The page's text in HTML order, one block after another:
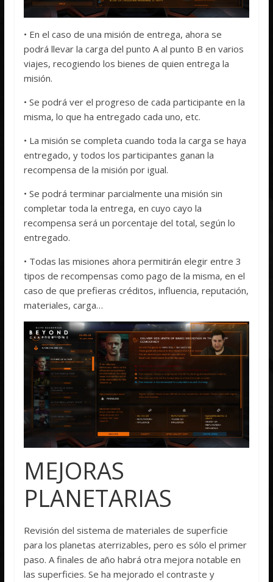
• En el caso de una misión de entrega, ahora se
podrá llevar la carga del punto A al punto B en varios
viajes, recogiendo los bienes de quien entrega la
misión.
• Se podrá ver el progreso de cada participante en la
misma, lo que ha entregado cada uno, etc.
• La misión se completa cuando toda la carga se haya
entregado, y todos los participantes ganan la
recompensa de la misión por igual.
• Se podrá terminar parcialmente una misión sin
completar toda la entrega, en cuyo cayo la
recompensa será un porcentaje del total, según lo
entregado.
• Todas las misiones ahora permitirán elegir entre 3
tipos de recompensas como pago de la misma, en el
caso de que prefieras créditos, influencia, reputación,
materiales, carga…
MEJORAS
PLANETARIAS
Revisión del sistema de materiales de superficie
para los planetas aterrizables, pero es sólo el primer
paso. A finales de año habrá otra mejora notable en
las superficies. Se ha mejorado el contraste y